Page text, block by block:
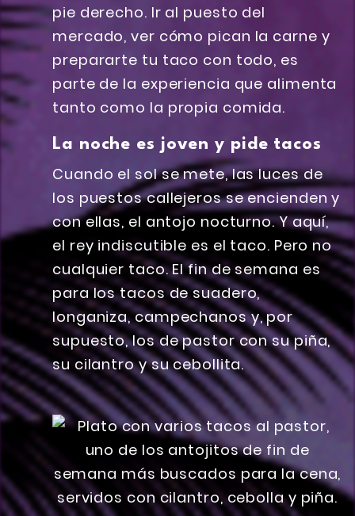
pie derecho. Ir al puesto del
mercado, ver cómo pican la carne y
prepararte tu taco con todo, es
parte de la experiencia que alimenta
tanto como la propia comida.
La noche es joven y pide tacos
Cuando el sol se mete, las luces de
los puestos callejeros se encienden y
con ellas, el antojo nocturno. Y aquí,
el rey indiscutible es el taco. Pero no
cualquier taco. El fin de semana es
para los tacos de suadero,
longaniza, campechanos y, por
supuesto, los de pastor con su piña,
su cilantro y su cebollita.